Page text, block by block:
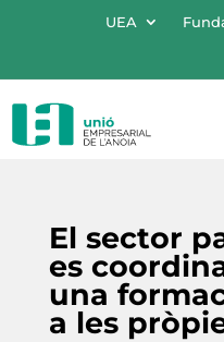
UEA
El sector
es
una
a les